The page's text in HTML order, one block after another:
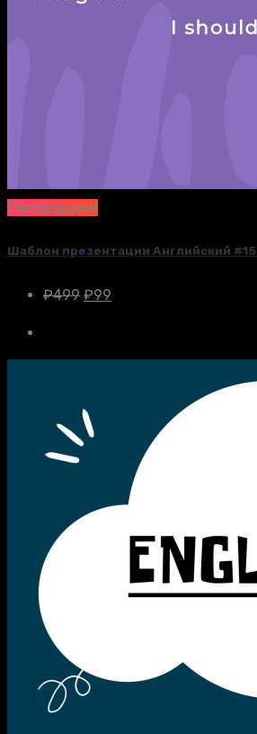
Распродажа!
Шаблон презентации Английский
₽499 ₽99